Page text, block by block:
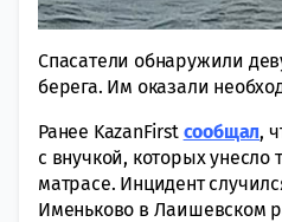
Спасатели обнаружили
берега. Им оказали
Ранее KazanFirst сообщал,
с внучкой, которых
матрасе. Инцидент
Именьково в Лаишевском